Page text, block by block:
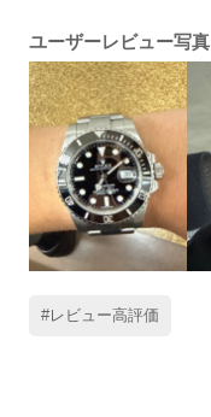
ユーザーレビュー写真
#レビュー高評価